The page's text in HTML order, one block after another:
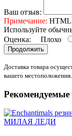
Ваш отзыв:
Примечание: HTML
Используйте
Оценка: Плохо
Продолжить
Доставка товара
вашего местоположения.